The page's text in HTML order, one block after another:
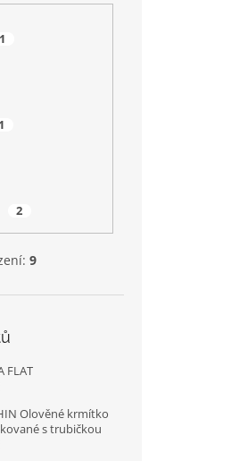
1
1
2
9
FLAT
Olověné krmítko
s trubičkou